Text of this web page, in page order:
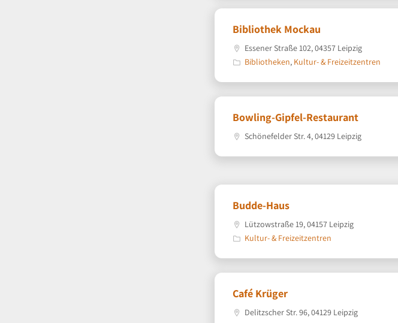
Bibliothek Mockau
Essener Straße 102, 04357 Leipzig
Bibliotheken, Kultur- & Freizeitzentren
Bowling-Gipfel-Restaurant
Schönefelder Str. 4, 04129 Leipzig
Budde-Haus
Lützowstraße 19, 04157 Leipzig
Kultur- & Freizeitzentren
Café Krüger
Delitzscher Str. 96, 04129 Leipzig